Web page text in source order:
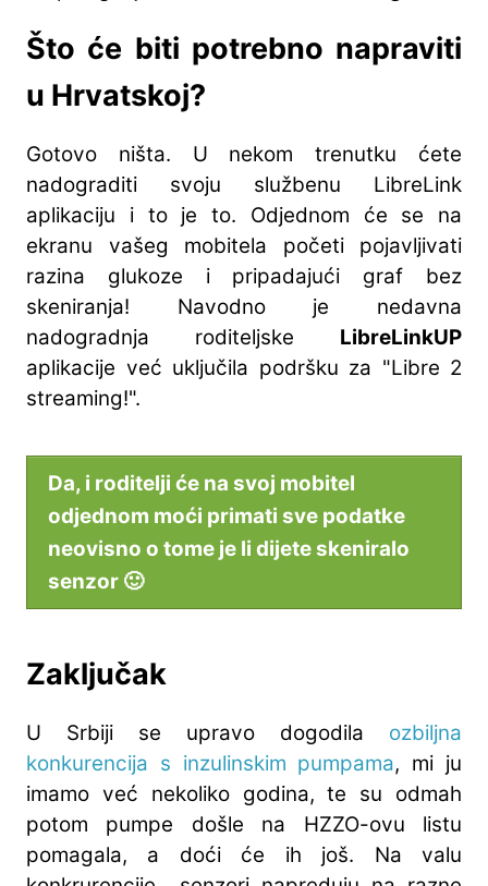
Što će biti potrebno napraviti
u Hrvatskoj?
Gotovo ništa. U nekom trenutku ćete
nadograditi svoju službenu LibreLink
aplikaciju i to je to. Odjednom će se na
ekranu vašeg mobitela početi pojavljivati
razina glukoze i pripadajući graf bez
skeniranja! Navodno je nedavna
nadogradnja roditeljske LibreLinkUP
aplikacije već uključila podršku za "Libre 2
streaming!".
Da, i roditelji će na svoj mobitel
odjednom moći primati sve podatke
neovisno o tome je li dijete skeniralo
senzor 🙂
Zaključak
U Srbiji se upravo dogodila ozbiljna
konkurencija s inzulinskim pumpama, mi ju
imamo već nekoliko godina, te su odmah
potom pumpe došle na HZZO-ovu listu
pomagala, a doći će ih još. Na valu